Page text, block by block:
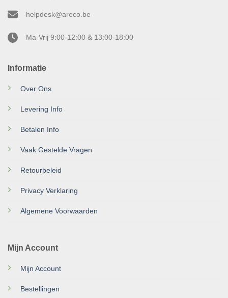
Informatie
Over Ons
Levering Info
Betalen Info
Vaak Gestelde Vragen
Retourbeleid
Privacy Verklaring
Algemene Voorwaarden
Mijn Account
Mijn Account
Bestellingen
helpdesk@areco.be
Ma-Vrij 9:00-12:00 & 13:00-18:00